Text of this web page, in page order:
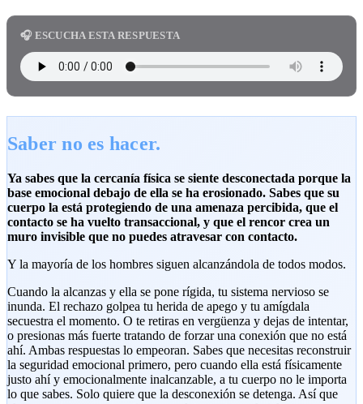
🎧 ESCUCHA ESTA RESPUESTA
Saber no es hacer.
Ya sabes que la cercanía física se siente desconectada porque la
base emocional debajo de ella se ha erosionado. Sabes que su
cuerpo la está protegiendo de una amenaza percibida, que el
contacto se ha vuelto transaccional, y que el rencor crea un
muro invisible que no puedes atravesar con contacto.
Y la mayoría de los hombres siguen alcanzándola de todos modos.
Cuando la alcanzas y ella se pone rígida, tu sistema nervioso se
inunda. El rechazo golpea tu herida de apego y tu amígdala
secuestra el momento. O te retiras en vergüenza y dejas de intentar,
o presionas más fuerte tratando de forzar una conexión que no está
ahí. Ambas respuestas lo empeoran. Sabes que necesitas reconstruir
la seguridad emocional primero, pero cuando ella está físicamente
justo ahí y emocionalmente inalcanzable, a tu cuerpo no le importa
lo que sabes. Solo quiere que la desconexión se detenga. Así que